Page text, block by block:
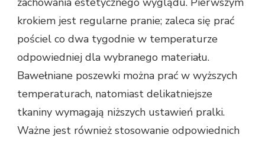
krokiem jest regularne pranie; zaleca się prać
pościel co dwa tygodnie w temperaturze
odpowiedniej dla wybranego materiału.
Bawełniane poszewki można prać w wyższych
temperaturach, natomiast delikatniejsze
tkaniny wymagają niższych ustawień pralki.
Ważne jest również stosowanie odpowiednich